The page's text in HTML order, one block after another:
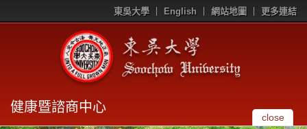
東吳大學 English 網站地圖 更多連結
健康暨諮商中心
close